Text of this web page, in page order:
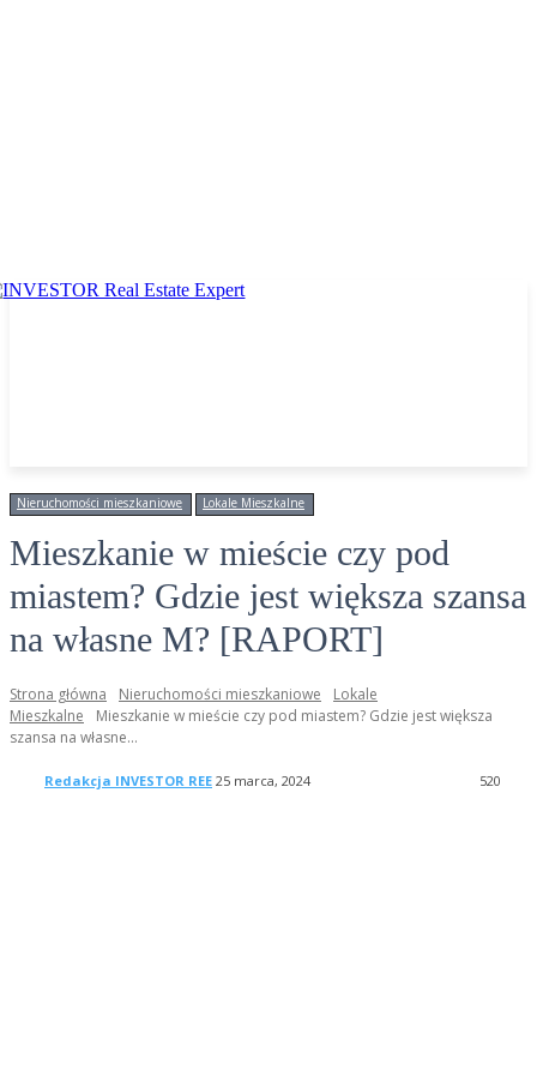
Nieruchomości mieszkaniowe Lokale Mieszkalne
Mieszkanie w mieście czy pod
miastem? Gdzie jest większa szansa
na własne M? [RAPORT]
Strona główna Nieruchomości mieszkaniowe
Lokale
Mieszkalne
Mieszkanie w mieście czy pod miastem? Gdzie jest większa
szansa na własne...
Redakcja INVESTOR REE 25 marca, 2024 520